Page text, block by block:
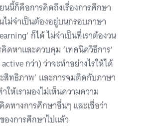
นนี้ก็คือการคิดถึงเรื่องการศึกษา
ม่จำเป็นต้องอยู่บนกรอบภาษา
ก็ได้ ไม่จำเป็นที่เราต้องวน
ดหาและควบคุม ‘เทคนิควิธีการ’
กว่า) ว่าจะทำอย่างไรให้ได้
สิทธิภาพ’ และการจมติดกับภาษา
ให้เรามองไม่เห็นความความ
ทางการศึกษาอื่นๆ และเชื่อว่า
งการศึกษาไปแล้ว